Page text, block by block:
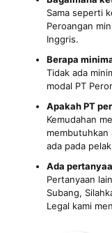
Sama seperti
Peroangan
Inggris.
Berapa
Tidak ada
modal PT
Apakah PT
Kemudahan
membutuhkan
ada pada
Ada
Pertanyaan
Subang,
Legal kami